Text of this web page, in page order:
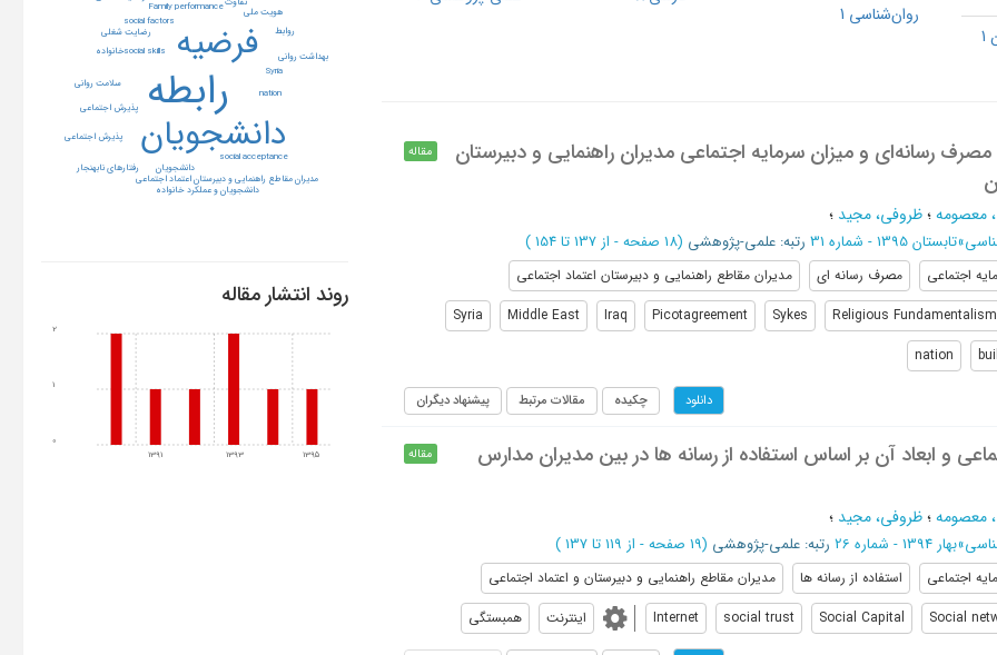
روان‌شناسی 1
مصرف رسانه‌ای و میزان سرمایه اجتماعی مدیران راهنمایی و دبیرستان مقاله
معصومه؛ظروفی، مجید ؛
»تابستان 1395 - شماره 31 رتبه: علمی-پژوهشی (‎18 صفحه - از 137 تا 154 )
اجتماعی مصرف رسانه ای
مدیران مقاطع راهنمایی و دبیرستان اعتماد اجتماعی
Religious Fundamentalism
Sykes
Picotagreement
Iraq
Middle East
Syria
nation
دانلود چکیده مقالات مرتبط پیشنهاد دیگران
و ابعاد آن بر اساس استفاده از رسانه ها در بین مدیران مدارس مقاله
معصومه؛ظروفی، مجید ؛
»بهار 1394 - شماره 26 رتبه: علمی-پژوهشی (‎19 صفحه - از 119 تا 137 )
اجتماعی استفاده از رسانه ها
مدیران مقاطع راهنمایی و دبیرستان و اعتماد اجتماعی
Social
Social Capital
social trust
Internet اینترنت همبستگی
رابطه
دانشجویان
فرضیه
Family performance
nation
social acceptance
social factors
social skills
Syria
پذیرش اجتماعی
دانشجویان
دانشجویان و عملکرد خانواده
رضایت شغلی
سلامت روانی
مدیران مقاطع راهنمایی و دبیرستان اعتماد اجتماعی
هویت ملی
بهداشت روانی
پذیرش اجتماعی
خانواده
رفتارهای نابهنجار
رواﺑﻂ
روند انتشار مقاله
1391 1393 1395
0
1
2